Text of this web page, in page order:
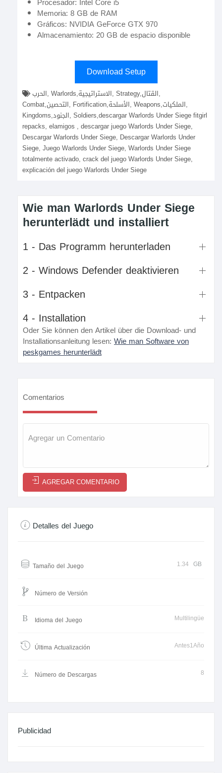
Memoria: 8 GB de RAM
Gráficos: NVIDIA GeForce GTX 970
Almacenamiento: 20 GB de espacio disponible
Download Setup
Combat,التحصين, Fortification,الأسلحة, Weapons,الملكيات,
Kingdoms,الجنود, Soldiers,descargar Warlords Under Siege fitgirl
repacks, elamigos , descargar juego Warlords Under Siege,
Descargar Warlords Under Siege, Descargar Warlords Under
Siege, Juego Warlords Under Siege, Warlords Under Siege
totalmente activado, crack del juego Warlords Under Siege,
explicación del juego Warlords Under Siege
Wie man Warlords Under Siege
herunterlädt und installiert
1 - Das Programm herunterladen
2 - Windows Defender deaktivieren
3 - Entpacken
4 - Installation
Oder Sie können den Artikel über die Download- und
Installationsanleitung lesen: Wie man Software von
peskgames herunterlädt
Comentarios
AGREGAR COMENTARIO
Detalles del Juego
Tamaño del Juego 1.34 GB
Número de Versión
Idioma del Juego Multilingüe
Última Actualización Antes1Año
Número de Descargas 8
Publicidad